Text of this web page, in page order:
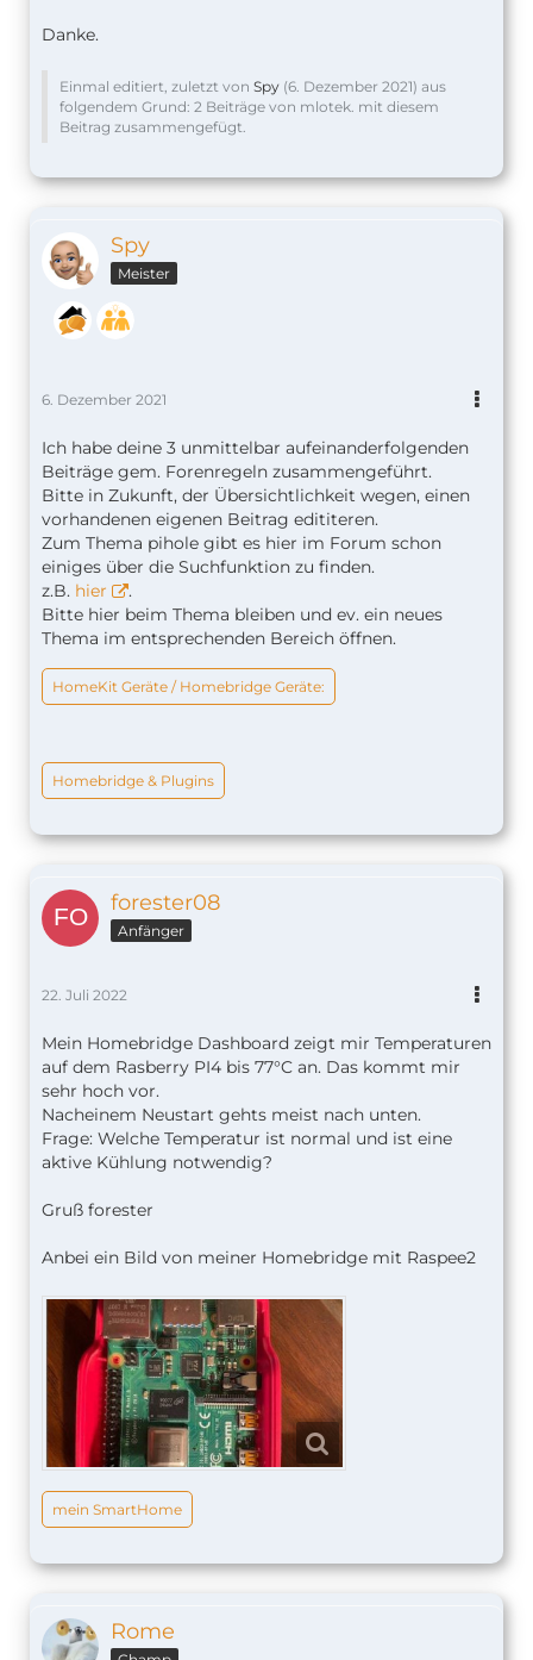
Danke.
Einmal editiert, zuletzt von Spy (6. Dezember 2021) aus
folgendem Grund: 2 Beiträge von mlotek. mit diesem
Beitrag zusammengefügt.
Spy
Meister
6. Dezember 2021
Ich habe deine 3 unmittelbar aufeinanderfolgenden
Beiträge gem. Forenregeln zusammengeführt.
Bitte in Zukunft, der Übersichtlichkeit wegen, einen
vorhandenen eigenen Beitrag edititeren.
Zum Thema pihole gibt es hier im Forum schon
einiges über die Suchfunktion zu finden.
z.B. hier
.
Bitte hier beim Thema bleiben und ev. ein neues
Thema im entsprechenden Bereich öffnen.
HomeKit Geräte / Homebridge Geräte:
Homebridge & Plugins
forester08
Anfänger
22. Juli 2022
Mein Homebridge Dashboard zeigt mir Temperaturen
auf dem Rasberry PI4 bis 77°C an. Das kommt mir
sehr hoch vor.
Nacheinem Neustart gehts meist nach unten.
Frage: Welche Temperatur ist normal und ist eine
aktive Kühlung notwendig?
Gruß forester
Anbei ein Bild von meiner Homebridge mit Raspee2
mein SmartHome
Rome